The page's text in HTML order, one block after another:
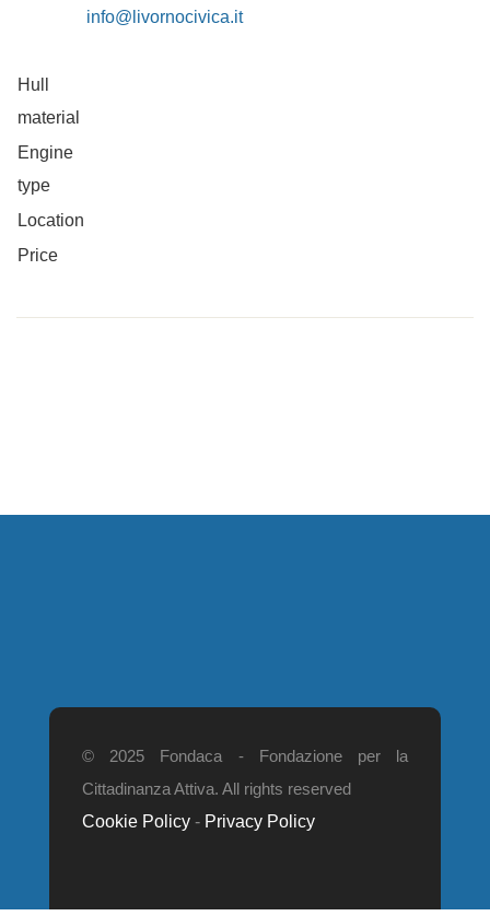
info@livornocivica.it
Hull
material
Engine
type
Location
Price
© 2025 Fondaca - Fondazione per la
Cittadinanza Attiva. All rights reserved
Cookie Policy - Privacy Policy